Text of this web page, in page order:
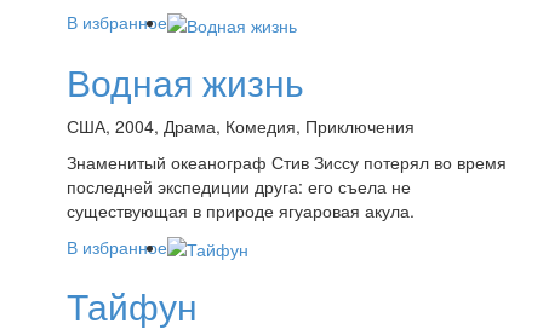
В избранное
Водная жизнь
США, 2004, Драма, Комедия, Приключения
Знаменитый океанограф Стив Зиссу потерял во время
последней экспедиции друга: его съела не
существующая в природе ягуаровая акула.
В избранное
Тайфун